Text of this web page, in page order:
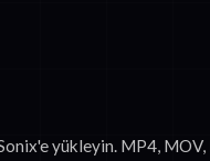
yükleyin. MP4,